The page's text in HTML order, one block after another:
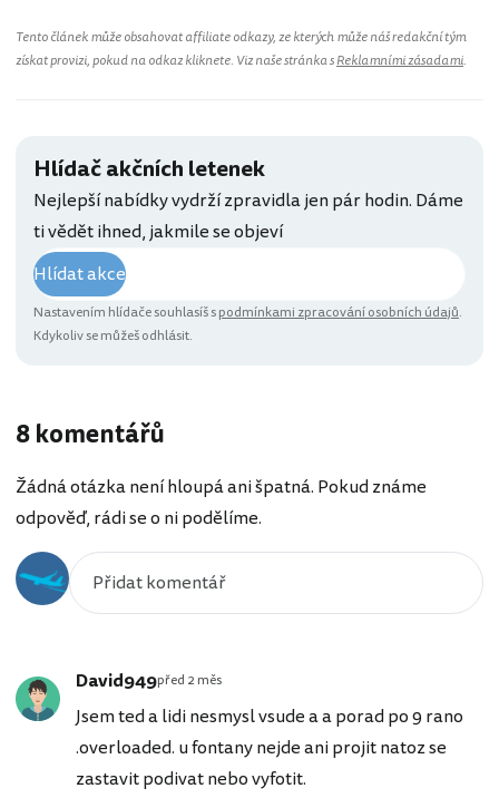
Tento článek může obsahovat affiliate odkazy, ze kterých může náš redakční tým
získat provizi, pokud na odkaz kliknete. Viz naše stránka sReklamními zásadami.
Hlídač akčních letenek
Nejlepší nabídky vydrží zpravidla jen pár hodin. Dáme
ti vědět ihned, jakmile se objeví
Hlídat akce
Nastavením hlídače souhlasíš spodmínkami zpracování osobních údajů.
Kdykoliv se můžeš odhlásit.
8 komentářů
Žádná otázka není hloupá ani špatná. Pokud známe
odpověď, rádi se o ni podělíme.
David949před 2 měs
Jsem ted a lidi nesmysl vsude a a porad po 9 rano
.overloaded. u fontany nejde ani projit natoz se
zastavit podivat nebo vyfotit.